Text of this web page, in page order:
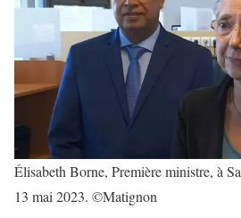
Élisabeth Borne, Première ministre, à
13 mai 2023. ©Matignon